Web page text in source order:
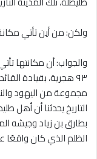
ولكن: من أين تأتي
والجواب: أن مكانتها
٩٣ هجرية، بقيادة
مجموعة من اليهود
التاريخ يحدثنا أن أهل
بطارق بن زياد وجيشه
الظلم الذي كان